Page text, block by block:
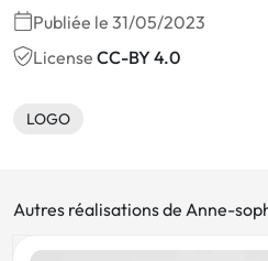
Publiée le 31/05/2023
License CC-BY 4.0
LOGO
Autres réalisations de Anne-